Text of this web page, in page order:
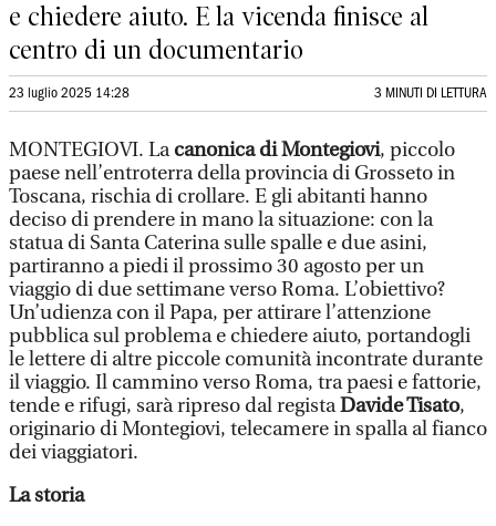
e chiedere aiuto. E la vicenda finisce al
centro di un documentario
23 luglio 2025 14:28 3 MINUTI DI LETTURA
MONTEGIOVI. Lacanonica di Montegiovi, piccolo
paese nell’entroterra della provincia di Grosseto in
Toscana, rischia di crollare. E gli abitanti hanno
deciso di prendere in mano la situazione: con la
statua di Santa Caterina sulle spalle e due asini,
partiranno a piedi il prossimo 30 agosto per un
viaggio di due settimane verso Roma. L’obiettivo?
Un’udienza con il Papa, per attirare l’attenzione
pubblica sul problema e chiedere aiuto, portandogli
le lettere di altre piccole comunità incontrate durante
il viaggio. Il cammino verso Roma, tra paesi e fattorie,
tende e rifugi, sarà ripreso dal registaDavide Tisato,
originario di Montegiovi, telecamere in spalla al fianco
dei viaggiatori.
La storia